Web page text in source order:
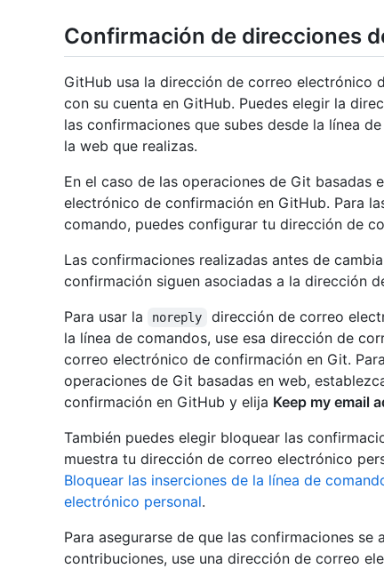
Confirmación de direcciones
GitHub usa la dirección de correo electrónico
con su cuenta en GitHub. Puedes elegir la
las confirmaciones que subes desde la línea
la web que realizas.
En el caso de las operaciones de Git
electrónico de confirmación en GitHub. Para
comando, puedes configurar tu dirección de
Las confirmaciones realizadas antes de
confirmación siguen asociadas a la dirección
Para usar la
noreply
dirección de correo
la línea de comandos, use esa dirección de
correo electrónico de confirmación en Git.
operaciones de Git basadas en web,
confirmación en GitHub y elija Keep my email
También puedes elegir bloquear las
muestra tu dirección de correo electrónico
Bloquear las inserciones de la línea de
electrónico personal.
Para asegurarse de que las confirmaciones
contribuciones, use una dirección de correo